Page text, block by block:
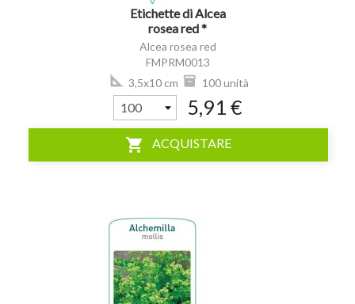
Etichette di Alcea
rosea red *
Alcea rosea red
FMPRM0013
3,5x10 cm
100 unità
5,91 €
shopping_cart ACQUISTARE